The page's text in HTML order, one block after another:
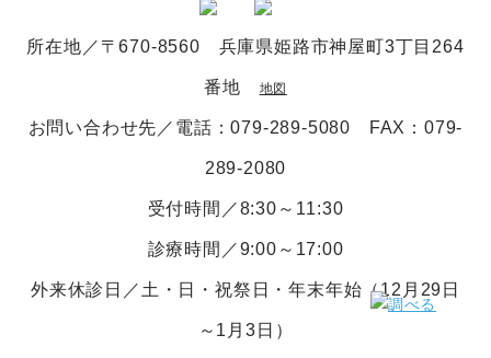
所在地／〒670-8560 兵庫県姫路市神屋町3丁目264
番地 地図
お問い合わせ先／電話 ：079-289-5080 FAX：079-
289-2080
受付時間／8:30～11:30
診療時間／9:00～17:00
外来休診日／土・日・祝祭日・年末年始（12月29日
～1月3日）